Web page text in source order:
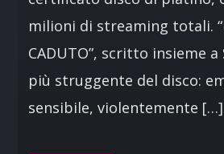
milioni di streaming totali.
CADUTO”, scritto insieme
più struggente del disco:
sensibile, violentemente […]